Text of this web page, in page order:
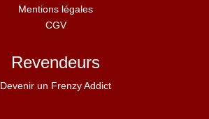
Mentions légales
CGV
Revendeurs
Devenir un Frenzy Addict